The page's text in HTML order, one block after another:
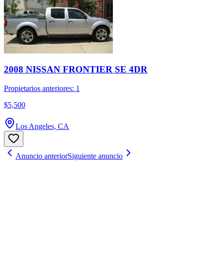
2008 NISSAN FRONTIER SE 4DR
Propietarios anteriores: 1
$5,500
Los Angeles, CA
Anuncio anteriorSiguiente anuncio